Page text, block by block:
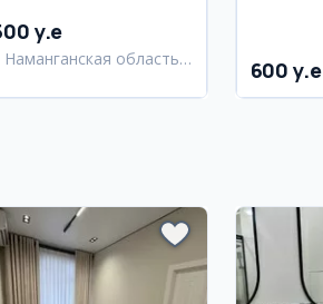
y.e
Наманганская область,
600 y.e